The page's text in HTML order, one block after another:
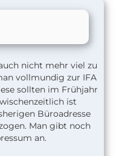
nicht mehr viel zu
vollmundig zur IFA
sollten im Frühjahr
ist
Büroadresse
Man gibt noch
an.